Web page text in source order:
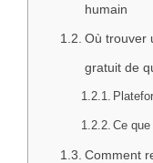
humain
Où trouver
gratuit de
Ce
Comment